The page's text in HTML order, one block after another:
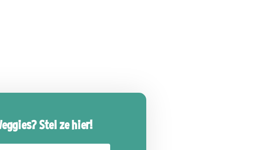
Stel ze hier!